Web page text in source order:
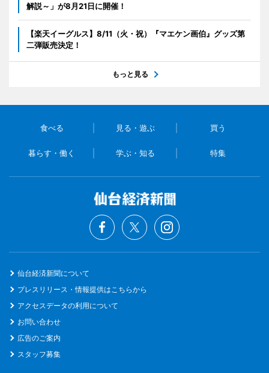
解説～」が8月21日に開催！
【楽天イーグルス】8/11（火・祝）『マエケン画伯』グッズ第
二弾販売決定！
もっと見る
食べる 見る・遊ぶ 買う
暮らす・働く 学ぶ・知る 特集
仙台経済新聞について
プレスリリース・情報提供はこちらから
アクセスデータの利用について
お問い合わせ
広告のご案内
スタッフ募集